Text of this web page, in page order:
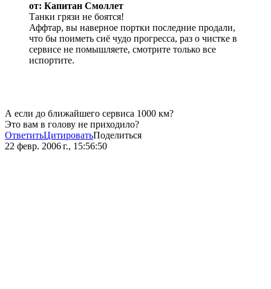
от: Капитан Смоллет
Танки грязи не боятся!
Аффтар, вы наверное портки последние продали,
что бы поиметь сиё чудо прогресса, раз о чистке в
сервисе не помышляете, смотрите только все
испортите.
А если до ближайшего сервиса 1000 км?
Это вам в голову не приходило?
ОтветитьЦитироватьПоделиться
22 февр. 2006 г., 15:56:50